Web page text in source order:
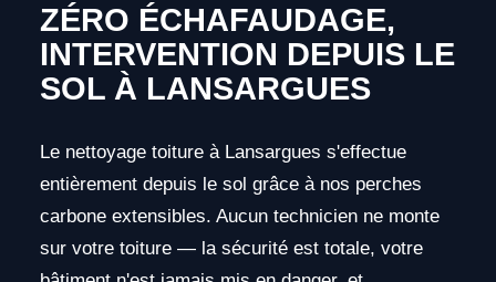
ZÉRO ÉCHAFAUDAGE,
INTERVENTION DEPUIS LE
SOL À LANSARGUES
Le nettoyage toiture à Lansargues s'effectue
entièrement depuis le sol grâce à nos perches
carbone extensibles. Aucun technicien ne monte
sur votre toiture — la sécurité est totale, votre